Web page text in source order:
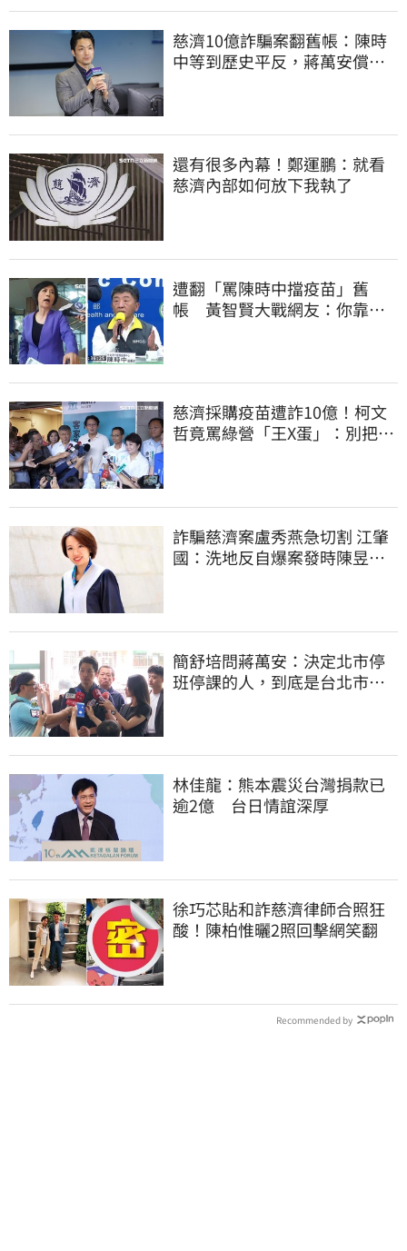
慈濟10億詐騙案翻舊帳：陳時
中等到歷史平反，蔣萬安償還
還有很多內幕！鄭運鵬：就看
慈濟內部如何放下我執了
遭翻「罵陳時中擋疫苗」舊
帳 黃智賢大戰網友：你靠我
慈濟採購疫苗遭詐10億！柯文
哲竟罵綠營「王X蛋」：別把全
詐騙慈濟案盧秀燕急切割 江肇
國：洗地反自爆案發時陳昱瑄
簡舒培問蔣萬安：決定北市停
班停課的人，到底是台北市
林佳龍：熊本震災台灣捐款已
逾2億 台日情誼深厚
徐巧芯貼和詐慈濟律師合照狂
酸！陳柏惟曬2照回擊網笑翻
Recommended by